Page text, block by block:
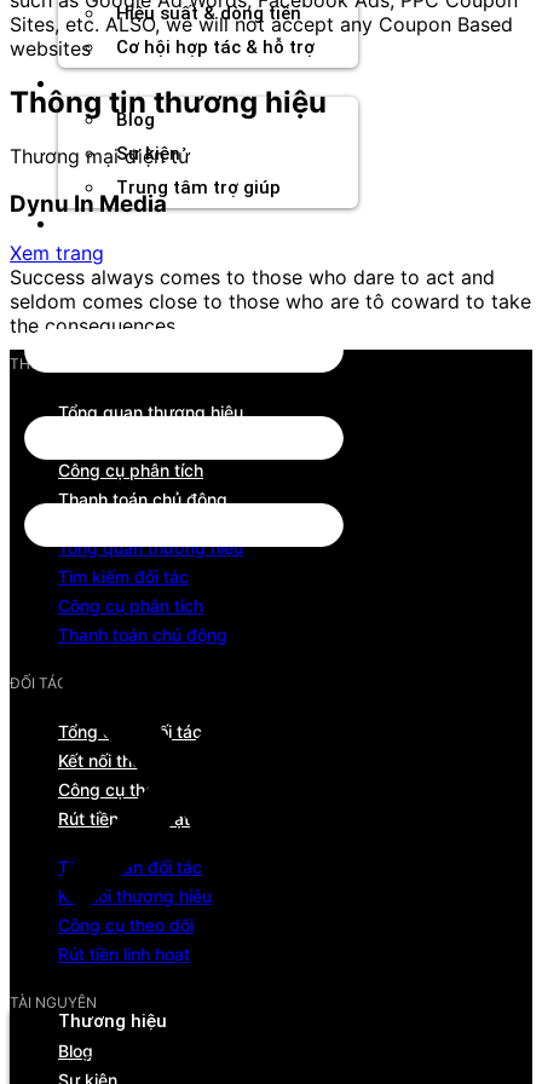
Hiệu suất & dòng tiền
Cơ hội hợp tác & hỗ trợ
Blog
Sự kiện
Trung tâm trợ giúp
Thương hiệu
Sites, etc. ALSO, we will not accept any Coupon Based
websites
Thông tin thương hiệu
Thương mại điện tử
Dynu In Media
Xem trang
Success always comes to those who dare to act and
seldom comes close to those who are tô coward to take
the consequences.
THƯƠNG HIỆU
Tổng quan thương hiệu
Công cụ phân tích
Thanh toán chủ động
Tổng quan thương hiệu
Tìm kiếm đối tác
Công cụ phân tích
Thanh toán chủ động
ĐỐI TÁC
Tổng quan đối tác
Kết nối thương hiệu
Công cụ theo dõi
Rút tiền linh hoạt
Tổng quan đối tác
Kết nối thương hiệu
Công cụ theo dõi
Rút tiền linh hoạt
TÀI NGUYÊN
Blog
Sự kiện